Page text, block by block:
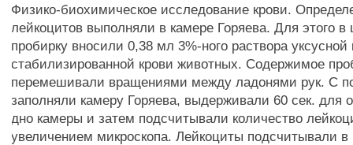
Физико-биохимическое исследование крови.
лейкоцитов выполняли в камере Горяева. Для этого
пробирку вносили 0,38 мл 3%-ного раствора
стабилизированной крови животных. Содержимое
перемешивали вращениями между ладонями рук. С
заполняли камеру Горяева, выдерживали 60 сек. для
дно камеры и затем подсчитывали количество
увеличением микроскопа. Лейкоциты подсчитывали